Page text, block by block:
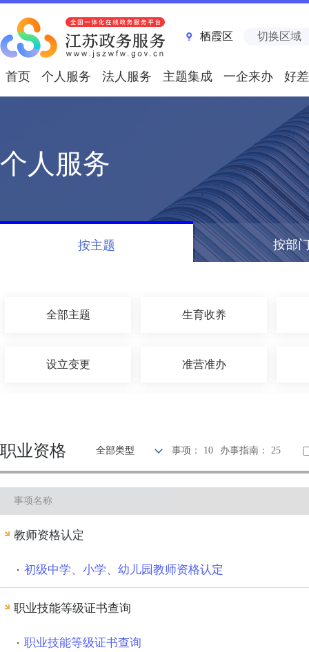
栖霞区 切换区域
首页 个人服务 法人服务 主题集成 一企来办 好
个人服务
按主题 按部
全部主题 生育收养
设立变更 准营准办
环保绿化 文化体育
其他
职业资格 全部类型 事项： 10 办事指南： 25
事项名称
教师资格认定
初级中学、小学、幼儿园教师资格认定
职业技能等级证书查询
职业技能等级证书查询